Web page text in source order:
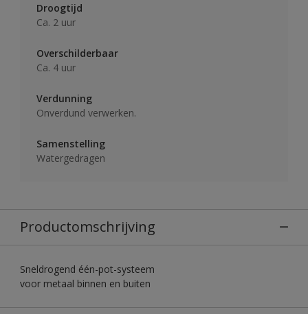
Droogtijd
Ca. 2 uur
Overschilderbaar
Ca. 4 uur
Verdunning
Onverdund verwerken.
Samenstelling
Watergedragen
Productomschrijving
Sneldrogend één-pot-systeem
voor metaal binnen en buiten